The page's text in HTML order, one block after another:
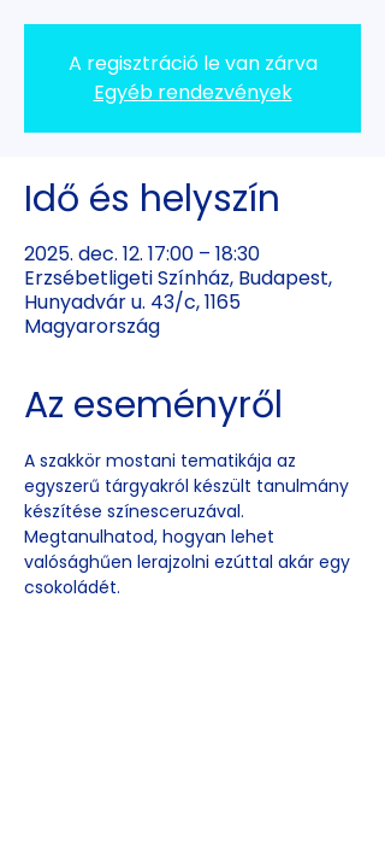
A regisztráció le van zárva
Egyéb rendezvények
Idő és helyszín
2025. dec. 12. 17:00 – 18:30
Erzsébetligeti Színház, Budapest,
Hunyadvár u. 43/c, 1165
Magyarország
Az eseményről
A szakkör mostani tematikája az
egyszerű tárgyakról készült tanulmány
készítése színesceruzával.
Megtanulhatod, hogyan lehet
valósághűen lerajzolni ezúttal akár egy
csokoládét.